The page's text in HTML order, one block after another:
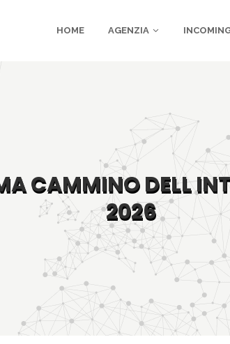
HOME AGENZIA
CAMMINO DELL
2026